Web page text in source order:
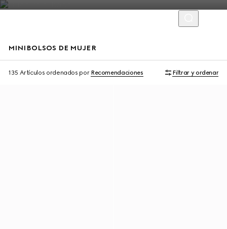
MINIBOLSOS DE MUJER
135 Artículos ordenados por Recomendaciones Filtrar y ordenar
Exclusivo En Línea